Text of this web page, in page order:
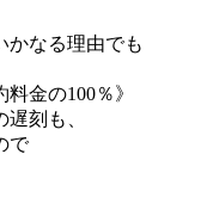
かなる理由でも
金の100％》
刻も、
で